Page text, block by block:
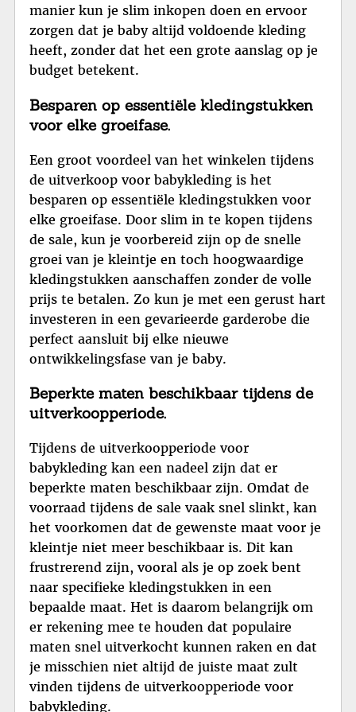
manier kun je slim inkopen doen en ervoor
zorgen dat je baby altijd voldoende kleding
heeft, zonder dat het een grote aanslag op je
budget betekent.
Besparen op essentiële kledingstukken
voor elke groeifase.
Een groot voordeel van het winkelen tijdens
de uitverkoop voor babykleding is het
besparen op essentiële kledingstukken voor
elke groeifase. Door slim in te kopen tijdens
de sale, kun je voorbereid zijn op de snelle
groei van je kleintje en toch hoogwaardige
kledingstukken aanschaffen zonder de volle
prijs te betalen. Zo kun je met een gerust hart
investeren in een gevarieerde garderobe die
perfect aansluit bij elke nieuwe
ontwikkelingsfase van je baby.
Beperkte maten beschikbaar tijdens de
uitverkoopperiode.
Tijdens de uitverkoopperiode voor
babykleding kan een nadeel zijn dat er
beperkte maten beschikbaar zijn. Omdat de
voorraad tijdens de sale vaak snel slinkt, kan
het voorkomen dat de gewenste maat voor je
kleintje niet meer beschikbaar is. Dit kan
frustrerend zijn, vooral als je op zoek bent
naar specifieke kledingstukken in een
bepaalde maat. Het is daarom belangrijk om
er rekening mee te houden dat populaire
maten snel uitverkocht kunnen raken en dat
je misschien niet altijd de juiste maat zult
vinden tijdens de uitverkoopperiode voor
babykleding.